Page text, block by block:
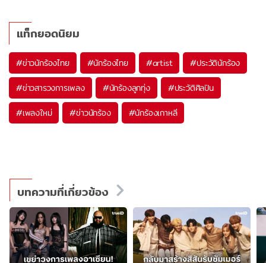
แท็กยอดนิยม
#ข่าวนักร้องไทย #นักร้องไทย #artist #ประวัตินักร้อง
#ข่าวสารวงการเพลง #นักร้องลูกทุ่ง #ประวัติศิลปิน
#เพลงใหม่ #ข่าวนักร้อง #นักร้องเกาหลี
บทความที่เกี่ยวข้อง